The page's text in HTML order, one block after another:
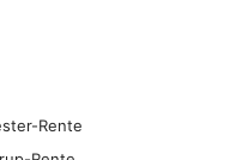
Rente